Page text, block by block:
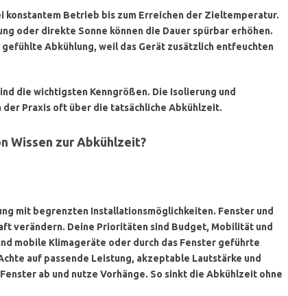
konstantem Betrieb bis zum Erreichen der Zieltemperatur.
oder direkte Sonne können die Dauer spürbar erhöhen.
Abkühlung, weil das Gerät zusätzlich entfeuchten
die wichtigsten Kenngrößen. Die Isolierung und
der Praxis oft über die tatsächliche Abkühlzeit.
Wissen zur Abkühlzeit?
mit begrenzten Installationsmöglichkeiten. Fenster und
verändern. Deine Prioritäten sind Budget, Mobilität und
mobile Klimageräte oder durch das Fenster geführte
auf passende Leistung, akzeptable Lautstärke und
ab und nutze Vorhänge. So sinkt die Abkühlzeit ohne